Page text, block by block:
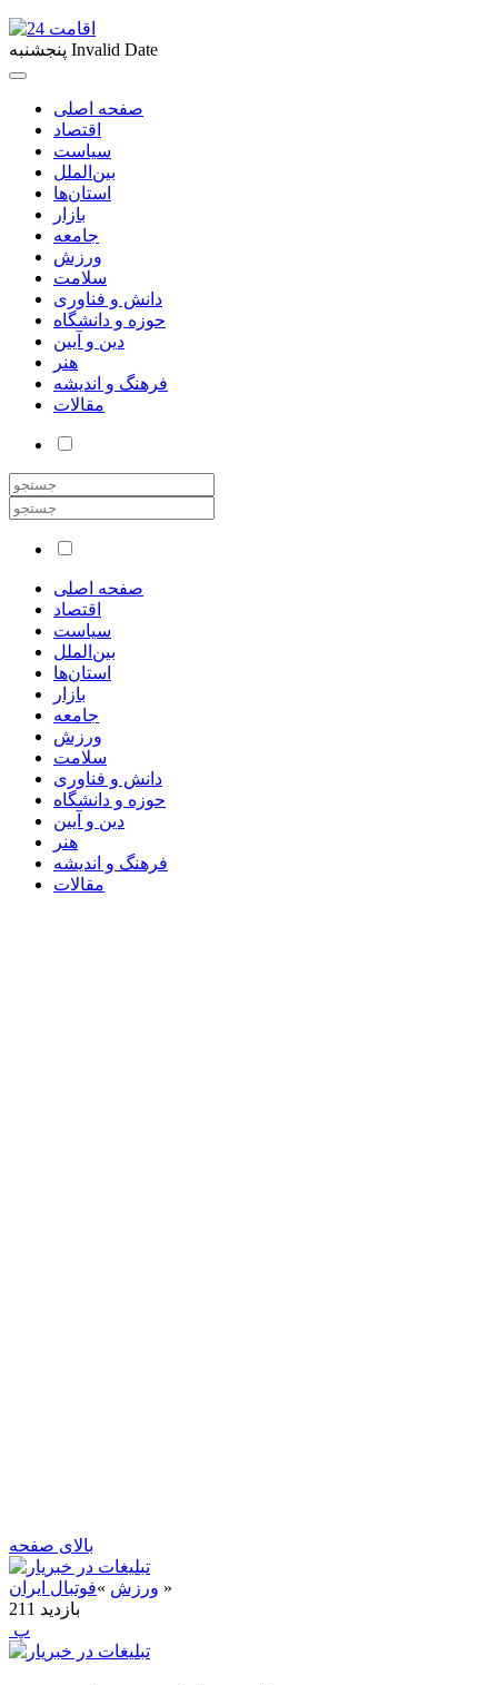
پنجشنبه Invalid Date
صفحه اصلی
اقتصاد
سیاست
بین‌الملل
استان‌ها
بازار
جامعه
ورزش
سلامت
دانش و فناوری
حوزه و دانشگاه
دین و آیین
هنر
فرهنگ و اندیشه
مقالات
صفحه اصلی
اقتصاد
سیاست
بین‌الملل
استان‌ها
بازار
جامعه
ورزش
سلامت
دانش و فناوری
حوزه و دانشگاه
دین و آیین
هنر
فرهنگ و اندیشه
مقالات
بالای صفحه
ورزش »فوتبال ایران
»
211 بازدید
‍ پ